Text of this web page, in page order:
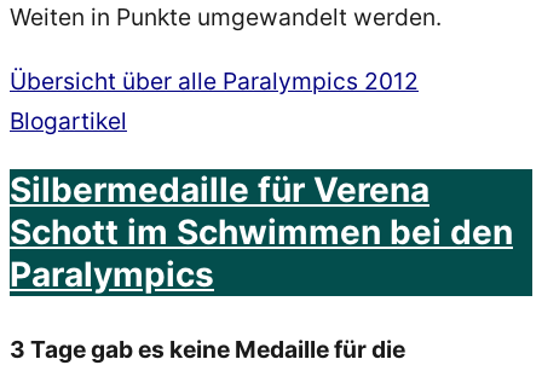
Weiten in Punkte umgewandelt werden.
Übersicht über alle Paralympics 2012
Blogartikel
Silbermedaille für Verena
Schott im Schwimmen bei den
Paralympics
3 Tage gab es keine Medaille für die